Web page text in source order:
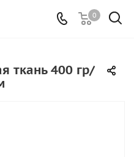
0
ткань 400 гр/